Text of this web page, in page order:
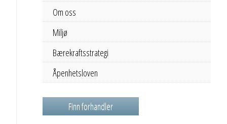
Om oss
Miljø
Bærekraftsstrategi
Åpenhetsloven
Finn forhandler